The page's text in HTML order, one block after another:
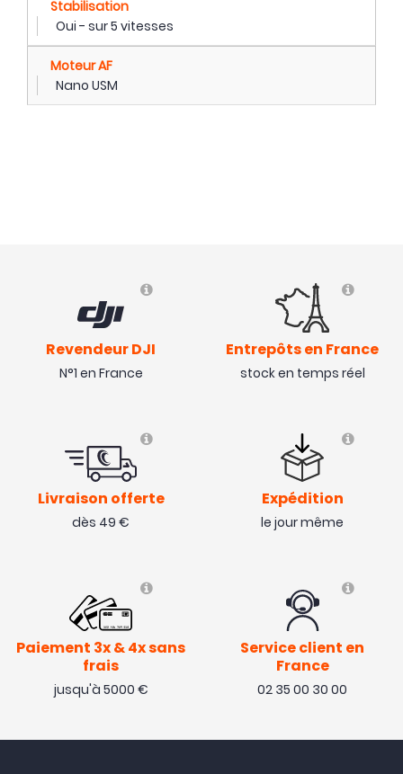
Stabilisation
Oui - sur 5 vitesses
Moteur AF
Nano USM
Revendeur DJI
N°1 en France
Entrepôts en France
stock en temps réel
Livraison offerte
dès 49 €
Expédition
le jour même
Paiement 3x & 4x sans
frais
jusqu'à 5000 €
Service client en
France
02 35 00 30 00